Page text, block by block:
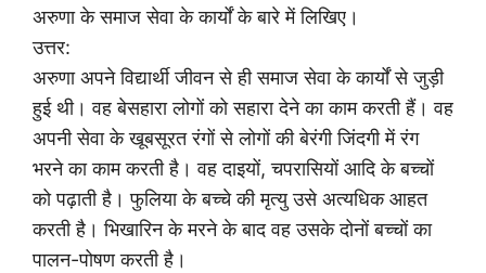
अरुणा के समाज सेवा के कार्यों के बारे में लिखिए।
उत्तर:
अरुणा अपने विद्यार्थी जीवन से ही समाज सेवा के कार्यों से जुड़ी
हुई थी। वह बेसहारा लोगों को सहारा देने का काम करती हैं। वह
अपनी सेवा के खूबसूरत रंगों से लोगों की बेरंगी जिंदगी में रंग
भरने का काम करती है। वह दाइयों, चपरासियों आदि के बच्चों
को पढ़ाती है। फुलिया के बच्चे की मृत्यु उसे अत्यधिक आहत
करती है। भिखारिन के मरने के बाद वह उसके दोनों बच्चों का
पालन-पोषण करती है।